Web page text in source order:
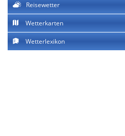
Reisewetter
Wetterkarten
Wetterlexikon